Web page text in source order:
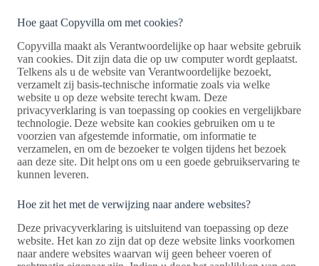
Hoe gaat Copyvilla om met cookies?
Copyvilla maakt als Verantwoordelijke op haar website gebruik
van cookies. Dit zijn data die op uw computer wordt geplaatst.
Telkens als u de website van Verantwoordelijke bezoekt,
verzamelt zij basis-technische informatie zoals via welke
website u op deze website terecht kwam. Deze
privacyverklaring is van toepassing op cookies en vergelijkbare
technologie. Deze website kan cookies gebruiken om u te
voorzien van afgestemde informatie, om informatie te
verzamelen, en om de bezoeker te volgen tijdens het bezoek
aan deze site. Dit helpt ons om u een goede gebruikservaring te
kunnen leveren.
Hoe zit het met de verwijzing naar andere websites?
Deze privacyverklaring is uitsluitend van toepassing op deze
website. Het kan zo zijn dat op deze website links voorkomen
naar andere websites waarvan wij geen beheer voeren of